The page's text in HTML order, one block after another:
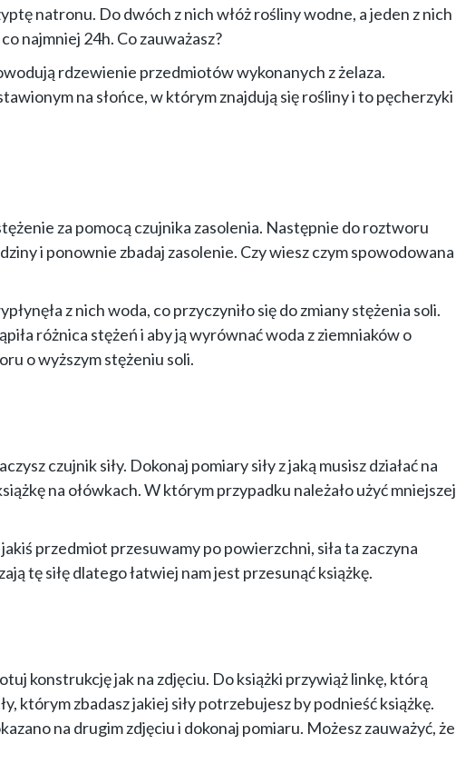
natronu. Do dwóch z nich włóż rośliny wodne, a jeden z nich
najmniej 24h. Co zauważasz?
rdzewienie przedmiotów wykonanych z żelaza.
na słońce, w którym znajdują się rośliny i to pęcherzyki
za pomocą czujnika zasolenia. Następnie do roztworu
i ponownie zbadaj zasolenie. Czy wiesz czym spowodowana
z nich woda, co przyczyniło się do zmiany stężenia soli.
różnica stężeń i aby ją wyrównać woda z ziemniaków o
o wyższym stężeniu soli.
czujnik siły. Dokonaj pomiary siły z jaką musisz działać na
na ołówkach. W którym przypadku należało użyć mniejszej
przedmiot przesuwamy po powierzchni, siła ta zaczyna
tę siłę dlatego łatwiej nam jest przesunąć książkę.
konstrukcję jak na zdjęciu. Do książki przywiąż linkę, którą
którym zbadasz jakiej siły potrzebujesz by podnieść książkę.
na drugim zdjęciu i dokonaj pomiaru. Możesz zauważyć, że